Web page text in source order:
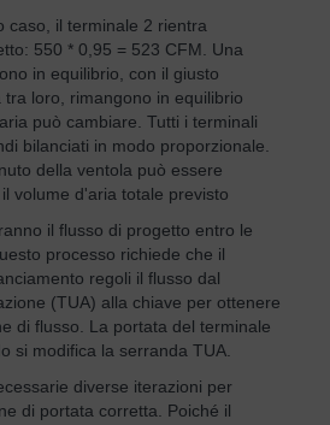
caso, il terminale 2 rientra
550 * 0,95 = 523 CFM. Una
in equilibrio, con il giusto
loro, rimangono in equilibrio
può cambiare. Tutti i terminali
bilanciati in modo proporzionale.
della ventola può essere
volume d'aria totale previsto
il flusso di progetto entro le
processo richiede che il
regoli il flusso dal
(TUA) alla chiave per ottenere
di flusso. La portata del terminale
si modifica la serranda TUA.
diverse iterazioni per
di portata corretta. Poiché il